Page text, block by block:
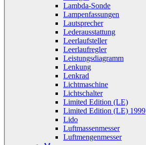
Lambda-Sonde
Lampenfassungen
Lautsprecher
Lederausstattung
Leerlaufsteller
Leerlaufregler
Leistungsdiagramm
Lenkung
Lenkrad
Lichtmaschine
Lichtschalter
Limited Edition (LE)
Limited Edition (LE) 1999
Lido
Luftmassenmesser
Luftmengenmesser